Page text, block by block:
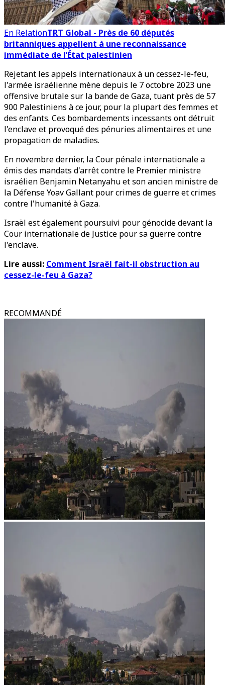
En RelationTRT Global - Près de 60 députés
britanniques appellent à une reconnaissance
immédiate de l’État palestinien
Rejetant les appels internationaux à un cessez-le-feu,
l'armée israélienne mène depuis le 7 octobre 2023 une
offensive brutale sur la bande de Gaza, tuant près de 57
900 Palestiniens à ce jour, pour la plupart des femmes et
des enfants. Ces bombardements incessants ont détruit
l'enclave et provoqué des pénuries alimentaires et une
propagation de maladies.
En novembre dernier, la Cour pénale internationale a
émis des mandats d'arrêt contre le Premier ministre
israélien Benjamin Netanyahu et son ancien ministre de
la Défense Yoav Gallant pour crimes de guerre et crimes
contre l'humanité à Gaza.
Israël est également poursuivi pour génocide devant la
Cour internationale de Justice pour sa guerre contre
l'enclave.
Lire aussi: Comment Israël fait-il obstruction au
cessez-le-feu à Gaza?
RECOMMANDÉ